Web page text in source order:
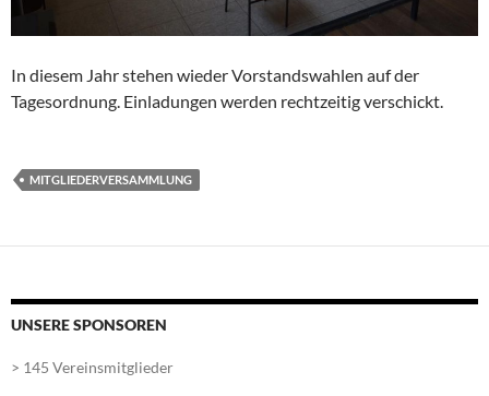
In diesem Jahr stehen wieder Vorstandswahlen auf der
Tagesordnung. Einladungen werden rechtzeitig verschickt.
MITGLIEDERVERSAMMLUNG
UNSERE SPONSOREN
> 145 Vereinsmitglieder